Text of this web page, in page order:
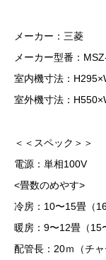
メーカー：三菱
メーカー型番：
室内機寸法：
室外機寸法：
＜＜スペック＞＞
電源：単相100V
<畳数のめやす>
冷房：10〜15畳（
暖房：9〜12畳（15
配管長：20ｍ（チャ